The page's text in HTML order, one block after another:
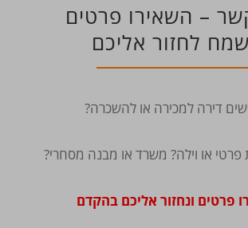
– השאירו פרטים
לחזור אליכם
דירה למכירה או להשכרה?
או וילה? משרד או מבנה מסחרי?
פרטים ונחזור אליכם בהקדם